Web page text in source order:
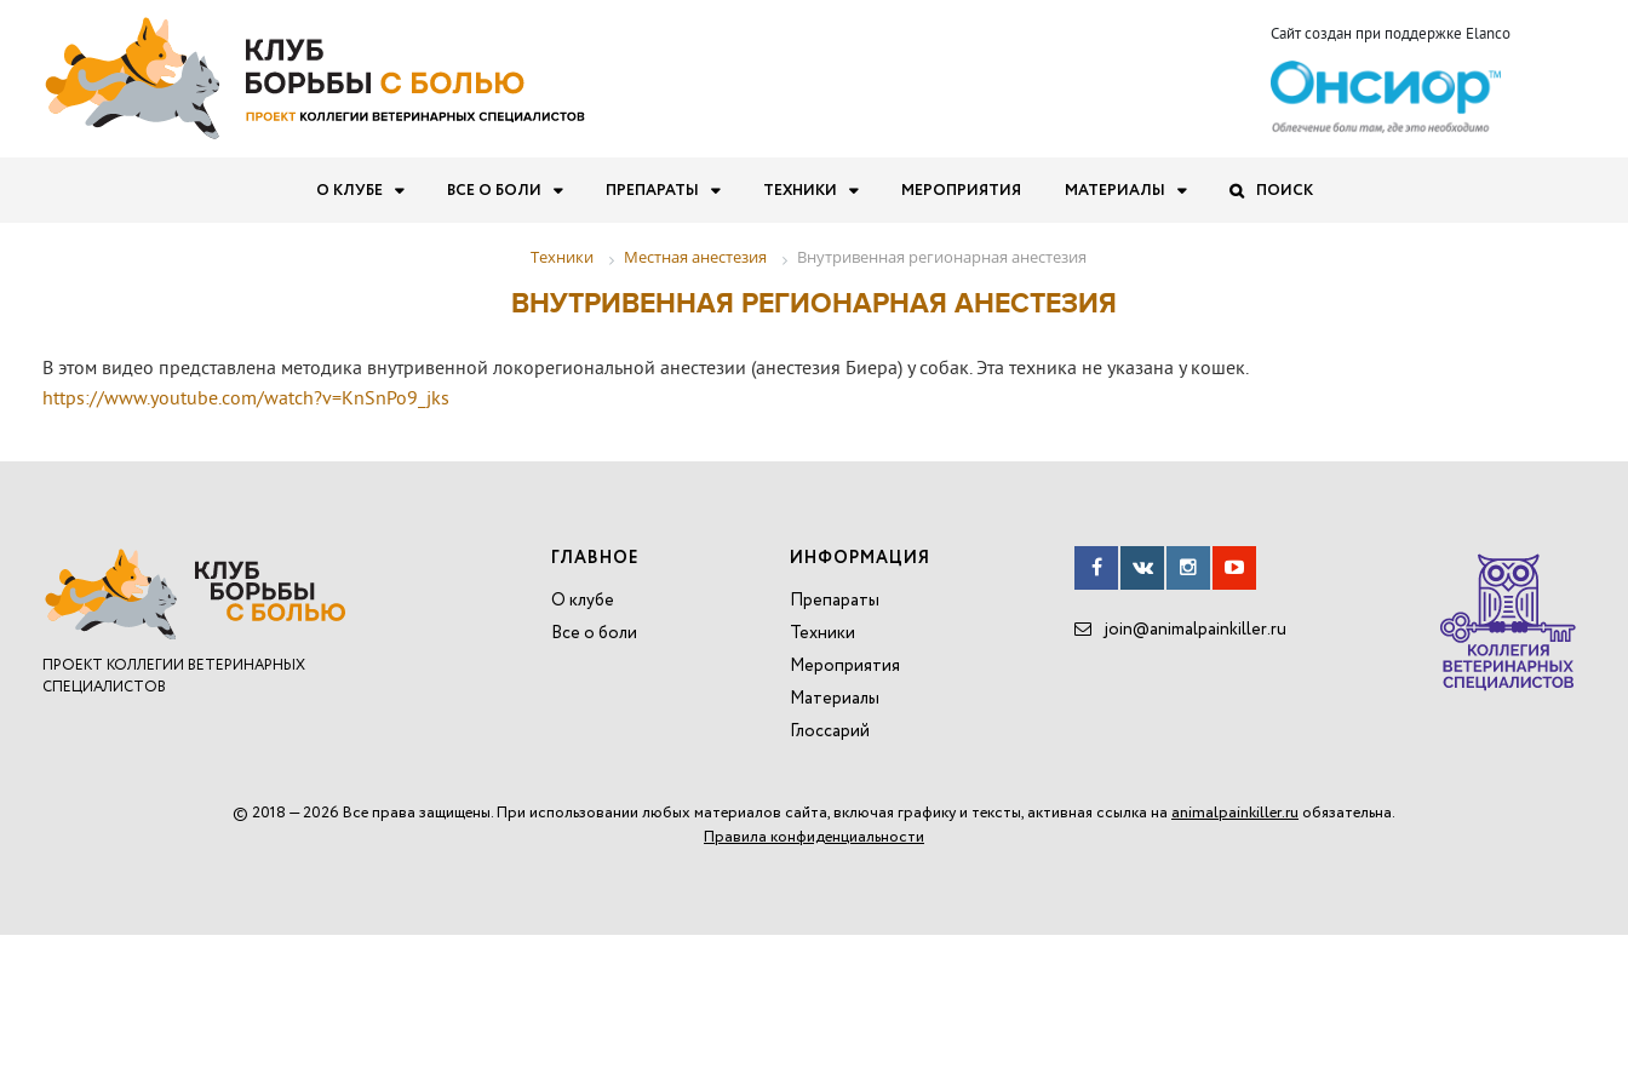
Сайт создан при поддержке Elanco
О КЛУБЕ ВСЕ О БОЛИ ПРЕПАРАТЫ ТЕХНИКИ МЕРОПРИЯТИЯ МАТЕРИАЛЫ ПОИСК
Техники Местная анестезия Внутривенная регионарная анестезия
ВНУТРИВЕННАЯ РЕГИОНАРНАЯ АНЕСТЕЗИЯ
В этом видео представлена методика внутривенной локорегиональной анестезии (анестезия Биера) у собак. Эта техника не указана у кошек.
https://www.youtube.com/watch?v=KnSnPo9_jks
ПРОЕКТ КОЛЛЕГИИ ВЕТЕРИНАРНЫХ
СПЕЦИАЛИСТОВ
ГЛАВНОЕ
О клубе
Все о боли
ИНФОРМАЦИЯ
Препараты
Техники
Мероприятия
Материалы
Глоссарий
join@animalpainkiller.ru
© 2018 — 2026 Все права защищены. При использовании любых материалов сайта, включая графику и тексты, активная ссылка на animalpainkiller.ru обязательна.
Правила конфиденциальности